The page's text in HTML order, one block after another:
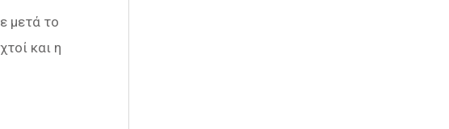
μετά το
και η